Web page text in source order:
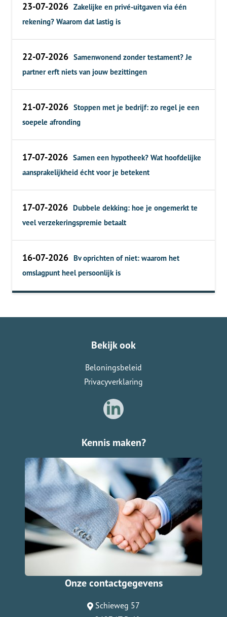
23-07-2026 Zakelijke en privé-uitgaven via één
rekening? Waarom dat lastig is
22-07-2026 Samenwonend zonder testament? Je
partner erft niets van jouw bezittingen
21-07-2026 Stoppen met je bedrijf: zo regel je een
soepele afronding
17-07-2026 Samen een hypotheek? Wat hoofdelijke
aansprakelijkheid écht voor je betekent
17-07-2026 Dubbele dekking: hoe je ongemerkt te
veel verzekeringspremie betaalt
16-07-2026 Bv oprichten of niet: waarom het
omslagpunt heel persoonlijk is
Bekijk ook
Beloningsbeleid
Privacyverklaring
Kennis maken?
Onze contactgegevens
Schieweg 57